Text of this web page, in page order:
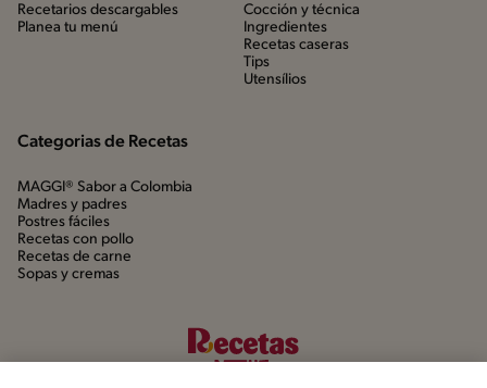
Recetarios descargables
Planea tu menú
Cocción y técnica
Ingredientes
Recetas caseras
Tips
Utensílios
Categorias de Recetas
MAGGI® Sabor a Colombia
Madres y padres
Postres fáciles
Recetas con pollo
Recetas de carne
Sopas y cremas